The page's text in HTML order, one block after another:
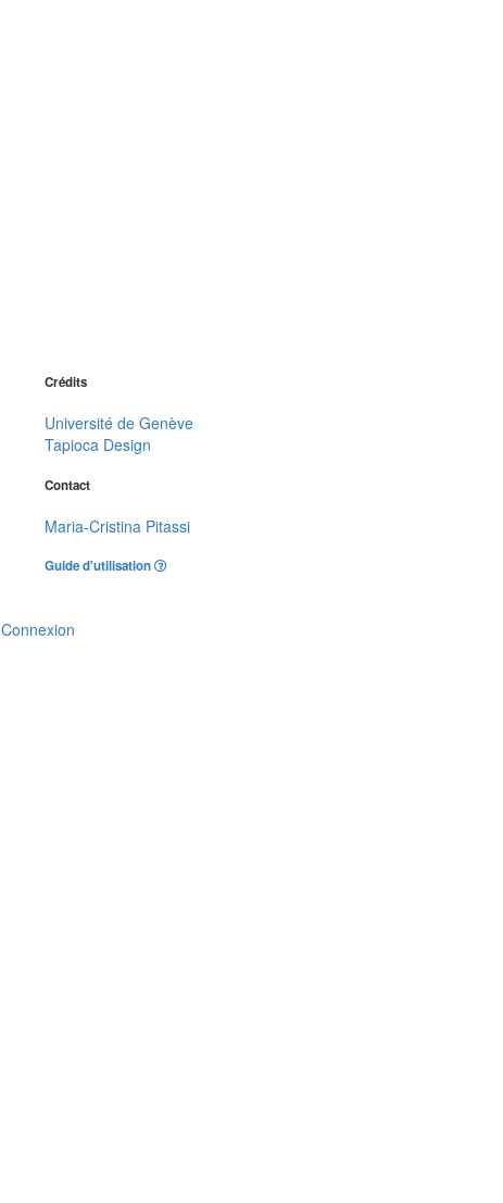
Crédits
Université de Genève
Tapioca Design
Contact
Maria-Cristina Pitassi
Guide d'utilisation
Connexion